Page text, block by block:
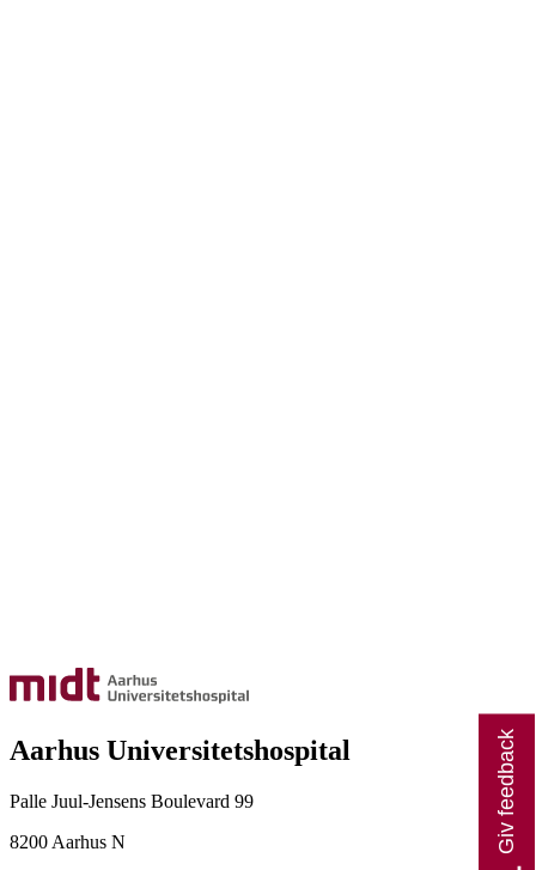
Aarhus Universitetshospital
Palle Juul-Jensens Boulevard 99
8200 Aarhus N
Giv feedback